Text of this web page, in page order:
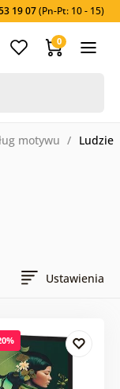
19 07(Pn-Pt: 10 - 15)
0
motywu Ludzie
Ustawienia